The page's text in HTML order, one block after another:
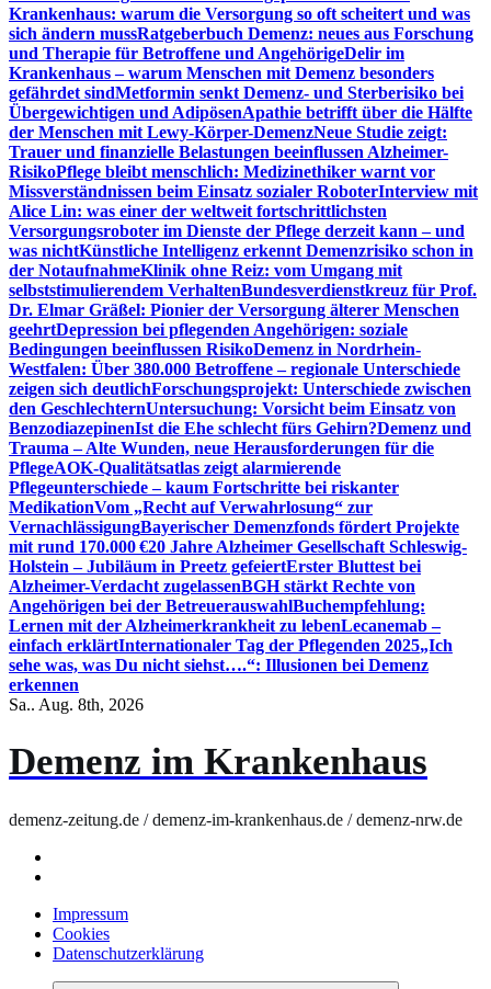
Krankenhaus: warum die Versorgung so oft scheitert und was
sich ändern mussRatgeberbuch Demenz: neues aus Forschung
und Therapie für Betroffene und AngehörigeDelir im
Krankenhaus – warum Menschen mit Demenz besonders
gefährdet sindMetformin senkt Demenz- und Sterberisiko bei
Übergewichtigen und AdipösenApathie betrifft über die Hälfte
der Menschen mit Lewy-Körper-DemenzNeue Studie zeigt:
Trauer und finanzielle Belastungen beeinflussen Alzheimer-
RisikoPflege bleibt menschlich: Medizinethiker warnt vor
Missverständnissen beim Einsatz sozialer RoboterInterview mit
Alice Lin: was einer der weltweit fortschrittlichsten
Versorgungsroboter im Dienste der Pflege derzeit kann – und
was nichtKünstliche Intelligenz erkennt Demenzrisiko schon in
der NotaufnahmeKlinik ohne Reiz: vom Umgang mit
selbststimulierendem VerhaltenBundesverdienstkreuz für Prof.
Dr. Elmar Gräßel: Pionier der Versorgung älterer Menschen
geehrtDepression bei pflegenden Angehörigen: soziale
Bedingungen beeinflussen RisikoDemenz in Nordrhein-
Westfalen: Über 380.000 Betroffene – regionale Unterschiede
zeigen sich deutlichForschungsprojekt: Unterschiede zwischen
den GeschlechternUntersuchung: Vorsicht beim Einsatz von
BenzodiazepinenIst die Ehe schlecht fürs Gehirn?Demenz und
Trauma – Alte Wunden, neue Herausforderungen für die
PflegeAOK-Qualitätsatlas zeigt alarmierende
Pflegeunterschiede – kaum Fortschritte bei riskanter
MedikationVom „Recht auf Verwahrlosung“ zur
VernachlässigungBayerischer Demenzfonds fördert Projekte
mit rund 170.000 €20 Jahre Alzheimer Gesellschaft Schleswig-
Holstein – Jubiläum in Preetz gefeiertErster Bluttest bei
Alzheimer-Verdacht zugelassenBGH stärkt Rechte von
Angehörigen bei der BetreuerauswahlBuchempfehlung:
Lernen mit der Alzheimerkrankheit zu lebenLecanemab –
einfach erklärtInternationaler Tag der Pflegenden 2025„Ich
sehe was, was Du nicht siehst….“: Illusionen bei Demenz
erkennen
Sa.. Aug. 8th, 2026
Demenz im Krankenhaus
demenz-zeitung.de / demenz-im-krankenhaus.de / demenz-nrw.de
Impressum
Cookies
Datenschutzerklärung